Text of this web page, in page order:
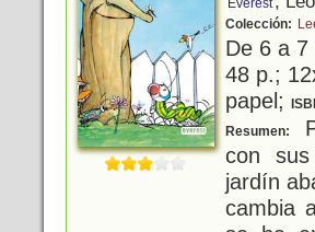
Everest
Colección:
De 6 a
48 p.;
papel;
Resumen:
con
jardín
cambia